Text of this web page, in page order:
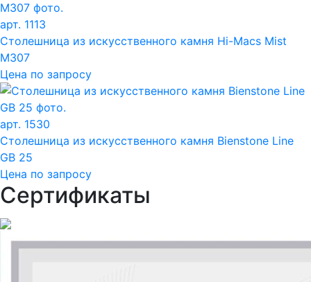
арт. 1113
Столешница из искусственного камня Hi-Macs Mist
M307
Цена по запросу
арт. 1530
Столешница из искусственного камня Bienstone Line
GB 25
Цена по запросу
Сертификаты